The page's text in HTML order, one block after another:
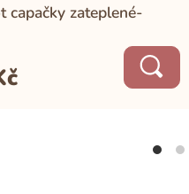
capačky zateplené-